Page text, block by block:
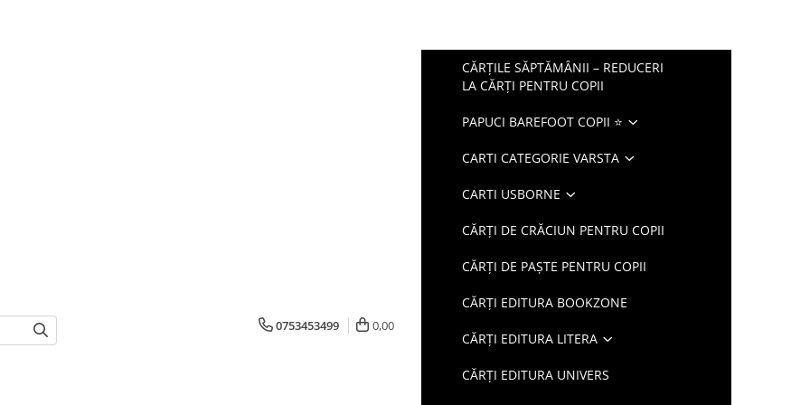
0753453499 0,00
CĂRȚILE SĂPTĂMÂNII – REDUCERI
LA CĂRȚI PENTRU COPII
PAPUCI BAREFOOT COPII ⭐
CARTI CATEGORIE VARSTA
CARTI USBORNE
CĂRȚI DE CRĂCIUN PENTRU COPII
CĂRȚI DE PAȘTE PENTRU COPII
CĂRȚI EDITURA BOOKZONE
CĂRȚI EDITURA LITERA
CĂRȚI EDITURA UNIVERS